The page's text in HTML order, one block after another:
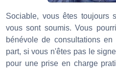
Sociable, vous êtes toujours
vous sont soumis. Vous
bénévole de consultations
part, si vous n'êtes pas le
pour une prise en charge